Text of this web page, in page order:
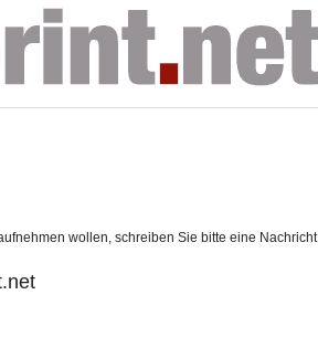
wollen, schreiben Sie bitte eine